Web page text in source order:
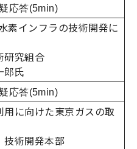
応答(5min)
素インフラの技術開発に
研究組合
氏
応答(5min)
用に向けた東京ガスの取
術開発本部